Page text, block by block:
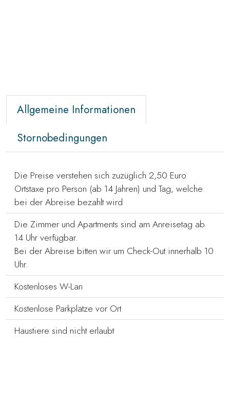
Allgemeine Informationen
Stornobedingungen
Die Preise verstehen sich zuzüglich 2,50 Euro
Ortstaxe pro Person (ab 14 Jahren) und Tag, welche
bei der Abreise bezahlt wird
Die Zimmer und Apartments sind am Anreisetag ab
14 Uhr verfügbar.
Bei der Abreise bitten wir um Check-Out innerhalb 10
Uhr.
Kostenloses W-Lan
Kostenlose Parkplätze vor Ort
Haustiere sind nicht erlaubt